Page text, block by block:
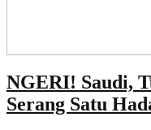
NGERI! Saudi,
Serang Satu